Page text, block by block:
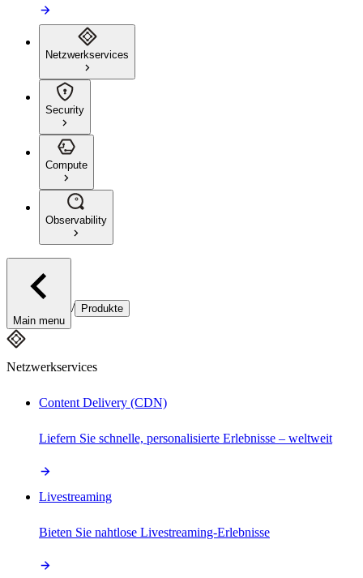
Netzwerkservices
Security
Compute
Observability
Main menu
/ Produkte
Netzwerkservices
Content Delivery (CDN)
Liefern Sie schnelle, personalisierte Erlebnisse – weltweit
Livestreaming
Bieten Sie nahtlose Livestreaming-Erlebnisse